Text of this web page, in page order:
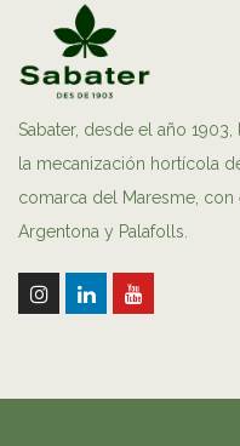
Sabater, desde el año
la mecanización hortícola
comarca del Maresme, con
Argentona y Palafolls.